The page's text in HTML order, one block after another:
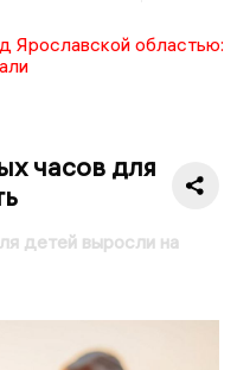
Ярославской областью:
часов для
детей выросли на